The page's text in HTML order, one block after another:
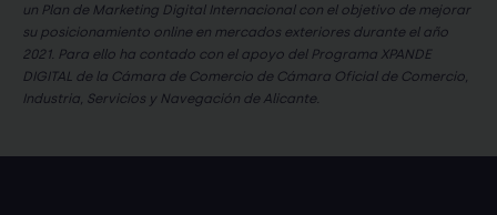
un Plan de Marketing Digital Internacional con el objetivo de mejorar
su posicionamiento online en mercados exteriores durante el año
2021. Para ello ha contado con el apoyo del Programa XPANDE
DIGITAL de la Cámara de Comercio de Cámara Oficial de Comercio,
Industria, Servicios y Navegación de Alicante.